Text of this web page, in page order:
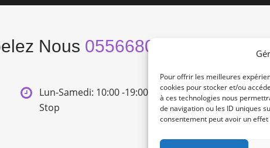
Pour offrir les meilleures
cookies pour stocker et/ou
à ces technologies nous
de navigation ou les ID uniques
consentement peut avoir un
Nous 0556680966
Lun-Samedi: 10:00 -19:00 Non
Stop
contact@re-
/
/